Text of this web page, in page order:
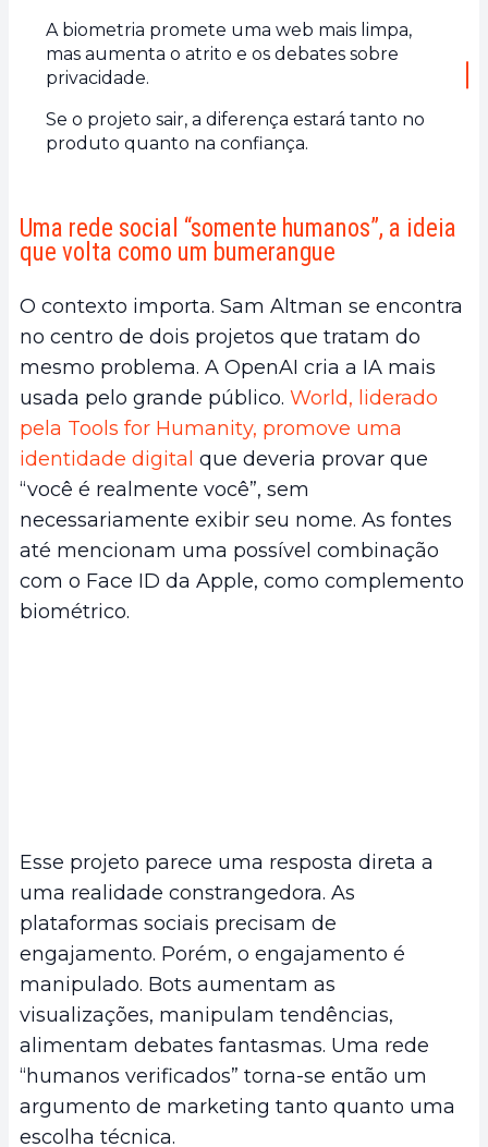
A biometria promete uma web mais limpa,
mas aumenta o atrito e os debates sobre
privacidade.
Se o projeto sair, a diferença estará tanto no
produto quanto na confiança.
Uma rede social “somente humanos”, a ideia
que volta como um bumerangue
O contexto importa. Sam Altman se encontra
no centro de dois projetos que tratam do
mesmo problema. A OpenAI cria a IA mais
usada pelo grande público. World, liderado
pela Tools for Humanity, promove uma
identidade digital que deveria provar que
“você é realmente você”, sem
necessariamente exibir seu nome. As fontes
até mencionam uma possível combinação
com o Face ID da Apple, como complemento
biométrico.
Esse projeto parece uma resposta direta a
uma realidade constrangedora. As
plataformas sociais precisam de
engajamento. Porém, o engajamento é
manipulado. Bots aumentam as
visualizações, manipulam tendências,
alimentam debates fantasmas. Uma rede
“humanos verificados” torna-se então um
argumento de marketing tanto quanto uma
escolha técnica.